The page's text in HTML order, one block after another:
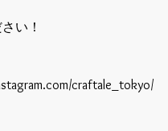
い！
craftale_tokyo/